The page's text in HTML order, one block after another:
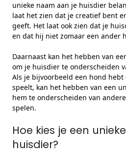
unieke naam aan je huisdier
laat het zien dat je creatief bent
geeft. Het laat ook zien dat je
en dat hij niet zomaar een ander
Daarnaast kan het hebben van
om je huisdier te onderscheiden
Als je bijvoorbeeld een hond hebt
speelt, kan het hebben van een
hem te onderscheiden van
spelen.
Hoe kies je een
huisdier?